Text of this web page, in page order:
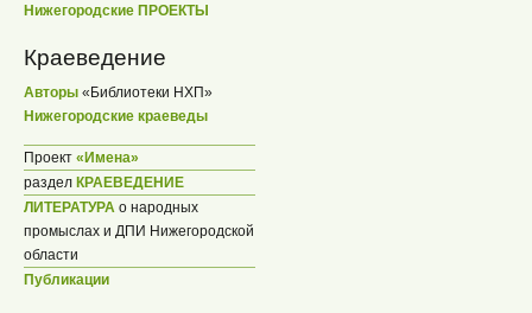
Нижегородские ПРОЕКТЫ
Краеведение
Авторы «Библиотеки НХП»
Нижегородские краеведы
Проект «Имена»
раздел КРАЕВЕДЕНИЕ
ЛИТЕРАТУРА о народных
промыслах и ДПИ Нижегородской
области
Публикации